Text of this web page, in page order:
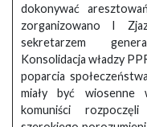
dokonywać
zorganizowano I
sekretarzem
Konsolidacja władzy
poparcia
miały być wiosenne
komuniści